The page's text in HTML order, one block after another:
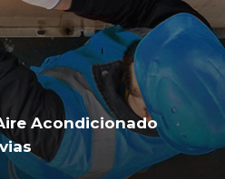
Acondicionado